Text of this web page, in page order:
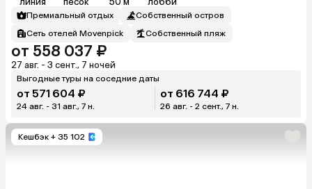
Премиальный отдых
Собственный остров
Сеть отелей Movenpick
Собственный пляж
от 558 037 ₽
27 авг. - 3 сент., 7 ночей
Выгодные туры на соседние даты
от 571 604 ₽
24 авг. - 31 авг., 7 н.
от 616 744 ₽
26 авг. - 2 сент., 7 н.
Кешбэк + 35 102